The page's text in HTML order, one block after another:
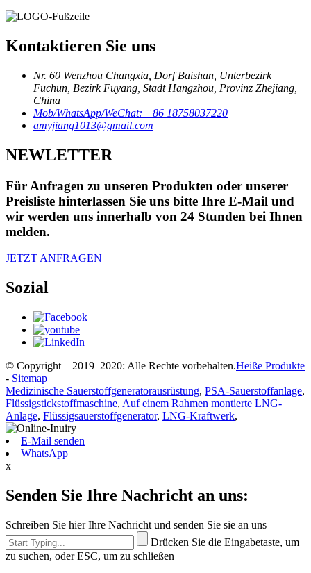
Kontaktieren Sie uns
Nr. 60 Wenzhou Changxia, Dorf Baishan, Unterbezirk
Fuchun, Bezirk Fuyang, Stadt Hangzhou, Provinz Zhejiang,
China
Mob/WhatsApp/WeChat: +86 18758037220
amyjiang1013@gmail.com
NEWLETTER
Für Anfragen zu unseren Produkten oder unserer
Preisliste hinterlassen Sie uns bitte Ihre E-Mail und
wir werden uns innerhalb von 24 Stunden bei Ihnen
melden.
JETZT ANFRAGEN
Sozial
© Copyright – 2019–2020: Alle Rechte vorbehalten.Heiße Produkte
- Sitemap
Medizinische Sauerstoffgeneratorausrüstung, PSA-Sauerstoffanlage,
Flüssigstickstoffmaschine, Auf einem Rahmen montierte LNG-
Anlage, Flüssigsauerstoffgenerator, LNG-Kraftwerk,
E-Mail senden
WhatsApp
x
Senden Sie Ihre Nachricht an uns:
Schreiben Sie hier Ihre Nachricht und senden Sie sie an uns
Drücken Sie die Eingabetaste, um
zu suchen, oder ESC, um zu schließen